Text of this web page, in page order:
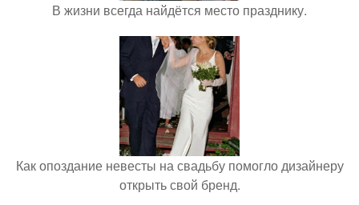
В жизни всегда найдётся место празднику.
Как опоздание невесты на свадьбу помогло дизайнеру
открыть свой бренд.